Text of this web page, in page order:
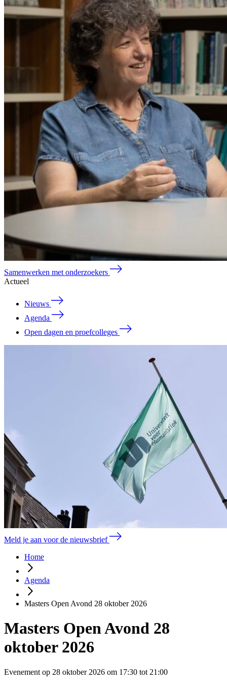
Samenwerken met onderzoekers
Actueel
Nieuws
Agenda
Open dagen en proefcolleges
Meld je aan voor de nieuwsbrief
Home
Agenda
Masters Open Avond 28 oktober 2026
Masters Open Avond 28
oktober 2026
Evenement op 28 oktober 2026 om 17:30 tot 21:00